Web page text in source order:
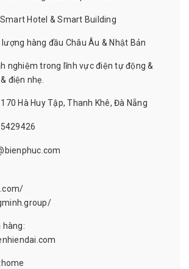
Hotel & Smart Building
hàng đầu Châu Âu & Nhật Bản
nghiệm trong lĩnh vực điện tự động &
điện nhẹ.
Hà Huy Tập, Thanh Khê, Đà Nẵng
hàng: